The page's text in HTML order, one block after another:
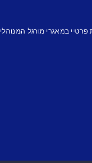
במאגרי מורגל